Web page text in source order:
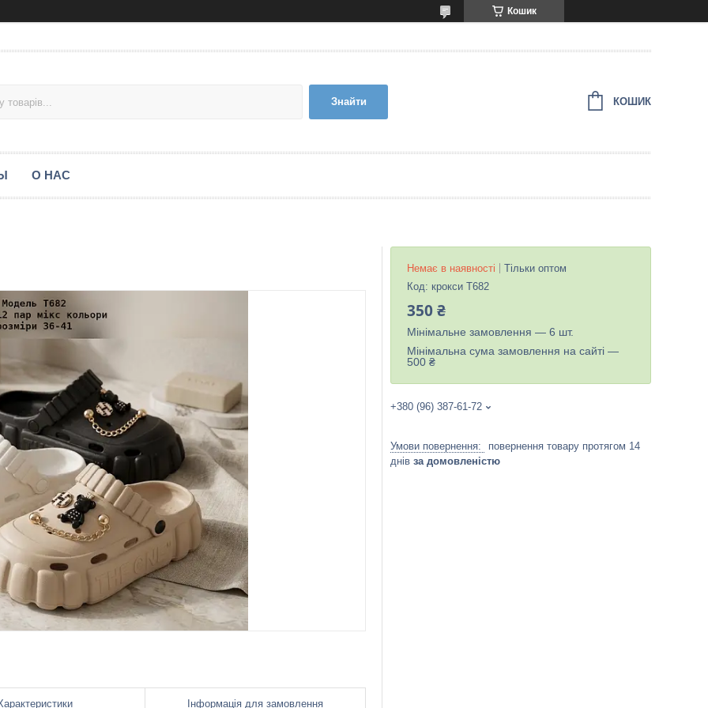
Кошик
Знайти КОШИК
О НАС
Інформація для замовлення
Немає в наявності
Тільки оптом
Код: крокси Т682
350 ₴
Мінімальне замовлення — 6 шт.
Мінімальна сума замовлення на сайті —
500 ₴
+380 (96) 387-61-72
повернення товару протягом 14
днів за домовленістю